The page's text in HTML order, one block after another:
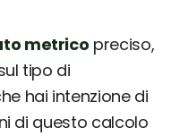
metrico preciso,
tipo di
hai intenzione di
di questo calcolo